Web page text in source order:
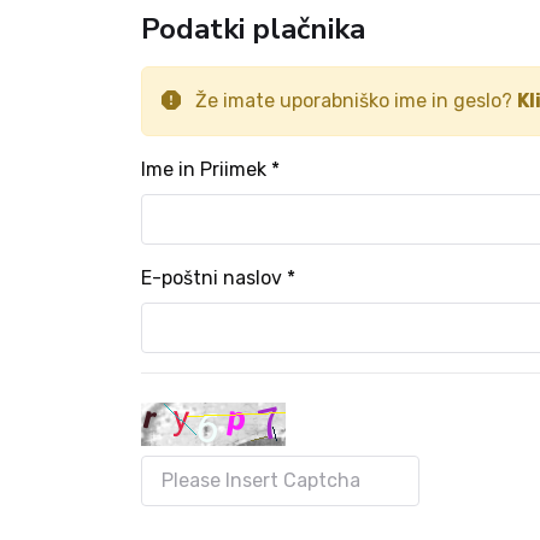
Podatki plačnika
Že imate uporabniško ime in geslo?
Ime in Priimek *
E-poštni naslov *